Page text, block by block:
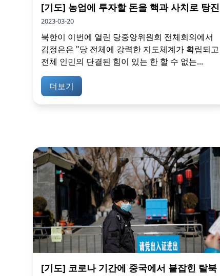
[기도] 농업에 투자할 돈을 핵과 사치로 탕진
2023-03-20
북한이 이번에 열린 당중앙위원회 전체회의에서
김정은은 "당 전체에 강력한 지도체계가 확립되고
전체 인민의 단결된 힘이 있는 한 할 수 없는...
더보기
[기도] 코로나 기간에 중국에서 붙잡힌 탈북